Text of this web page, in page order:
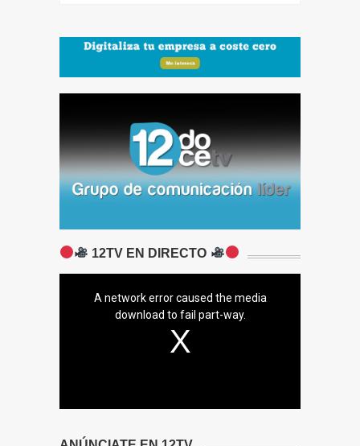
12TV EN DIRECTO
A network error caused the media
download to fail part-way.